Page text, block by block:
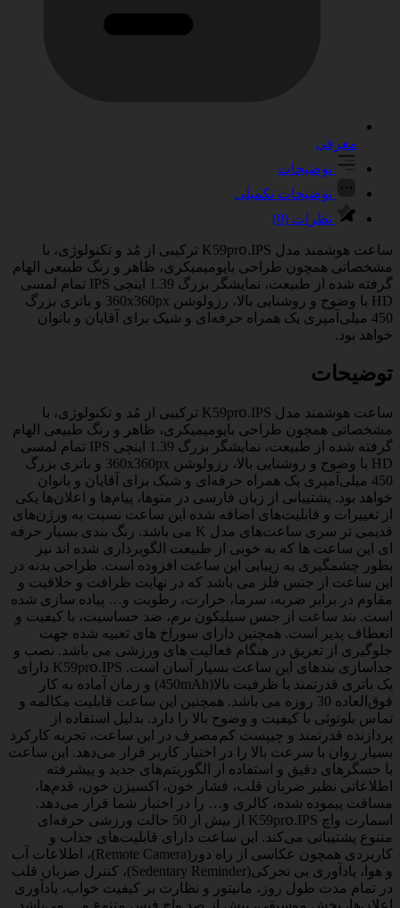
معرفی
توضیحات
توضیحات تکمیلی
نظرات (0)
ساعت هوشمند مدل Κ59рrօ.IPS ترکیبی از مُد و تکنولوژی، با
مشخصاتی همچون طراحی بایومیمیکری، ظاهر و رنگ طبیعی الهام
گرفته شده از طبیعت، نمایشگر بزرگ 1.39 اینچی IPS تمام لمسی
HD با وضوح و روشنایی بالا، رزولوشن 360x360px و باتری بزرگ
450 میلی‌آمپری یک همراه حرفه‌ای و شیک برای آقایان و بانوان
خواهد بود.
توضیحات
ساعت هوشمند مدل Κ59рrօ.IPS ترکیبی از مُد و تکنولوژی، با
مشخصاتی همچون طراحی بایومیمیکری، ظاهر و رنگ طبیعی الهام
گرفته شده از طبیعت، نمایشگر بزرگ 1.39 اینچی IPS تمام لمسی
HD با وضوح و روشنایی بالا، رزولوشن 360x360px و باتری بزرگ
450 میلی‌آمپری یک همراه حرفه‌ای و شیک برای آقایان و بانوان
خواهد بود. پشتیبانی از زبان فارسی در منوها، پیام‌ها و اعلان‌ها یکی
از تغییرات و قابلیت‌های اضافه شده این ساعت نسبت به ورژن‌های
قدیمی تر سری ساعت‌های مدل K می باشد. رنگ بندی بسیار حرفه
ای این ساعت ها که به خوبی از طبیعت الگوبرداری شده اند نیز
بطور چشمگیری به زیبایی این ساعت افزوده است. طراحی بدنه در
این ساعت از جنس فلز می باشد که در نهایت ظرافت و خلاقیت و
مقاوم در برابر ضربه، سرما، حرارت، رطوبت و… پیاده سازی شده
است. بند ساعت از جنس سیلیکون نرم، ضد حساسیت، با کیفیت و
انعطاف پذیر است. همچنین دارای سوراخ های تعبیه شده جهت
جلوگیری از تعریق در هنگام فعالیت های ورزشی می باشد. نصب و
جداسازی بندهای این ساعت بسیار آسان است. Κ59рrօ.IPS دارای
یک باتری قدرتمند با ظرفیت بالا(450mAh) و زمان آماده به کار
فوق‌العاده 30 روزه می باشد. همچنین این ساعت قابلیت مکالمه و
تماس بلوتوثی با کیفیت و وضوح بالا را دارد. بدلیل استفاده از
پردازنده قدرتمند و چیپست کم‌مصرف در این ساعت، تجربه کارکرد
بسیار روان با سرعت بالا را در اختیار کاربر قرار می‌دهد. این ساعت
با حسگرهای دقیق و استفاده از الگوریتم‌های جدید و پیشرفته
اطلاعاتی نظیر ضربان قلب، فشار خون، اکسیژن خون، قدم‌ها،
مسافت پیموده شده، کالری و… را در اختیار شما قرار می‌دهد.
اسمارت واچ Κ59рrօ.IPS از بیش از 50 حالت ورزشی حرفه‌ای
متنوع پشتیبانی می‌کند. این ساعت دارای قابلیت‌های جذاب و
کاربردی همچون عکاسی از راه دور(Remote Camera)، اطلاعات آب
و هوا، یادآوری بی تحرکی(Sedentary Reminder)، کنترل ضربان قلب
در تمام مدت طول روز، مانیتور و نظارت بر کیفیت خواب، یادآوری
اعلان‌ها، پخش موسیقی، بیش از صد واچ فیس متنوع و… می‌باشد.